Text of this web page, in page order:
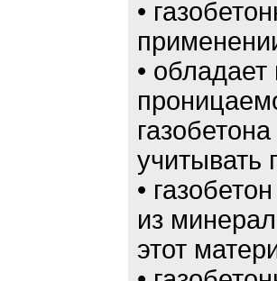
•
•
учитывать
•
из
этот